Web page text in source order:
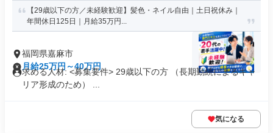
【29歳以下の方／未経験歓迎】髪色・ネイル自由｜土日祝休み｜
年間休日125日｜月給35万円...
福岡県嘉麻市
月給25万円～40万円
求める人材: <募集要件> 29歳以下の方 （長期勤続によるキャ
リア形成のため） ...
気になる